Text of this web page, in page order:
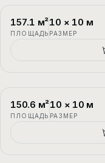
П-2
157.1 м²
ПЛОЩАДЬ
10 × 10 м
РАЗМЕР
П-3
150.6 м²
ПЛОЩАДЬ
10 × 10 м
РАЗМЕР